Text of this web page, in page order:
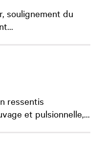
soulignement du
ressentis
et pulsionnelle,...